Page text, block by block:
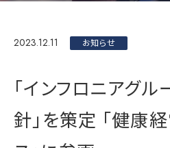
事業紹介
Infroneer AtoZ
ITSUTSU-BOSHI（グループ報
決算説明会資料
IRニュースライブラリー
個人投資家の皆様へ
株主還元・配当性向
価値創造プロセス
事業セグメント紹介
ビジネスモデルと競争優位性
コンプライアンスホットライン
各種ポリシー
2023.12.11 お知らせ
「インフロニアグ
針」を策定 「健康